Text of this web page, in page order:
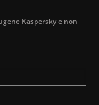
Kaspersky e non